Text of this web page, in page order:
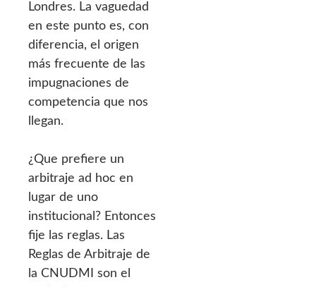
Londres. La vaguedad
en este punto es, con
diferencia, el origen
más frecuente de las
impugnaciones de
competencia que nos
llegan.
¿Que prefiere un
arbitraje ad hoc en
lugar de uno
institucional? Entonces
fije las reglas. Las
Reglas de Arbitraje de
la CNUDMI son el